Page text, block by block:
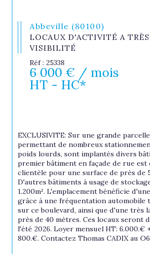
Abbeville (80100)
LOCAUX D'ACTIVITÉ A
VISIBILITÉ
Réf : 25338
6 000 € / mois
HT - HC*
EXCLUSIVITE: Sur une grande
permettant de nombreux
poids lourds, sont implantés divers
premier bâtiment en façade de rue est
clientèle pour une surface de près de
D'autres bâtiments à usage de
1.200m². L'emplacement bénéficie
grâce à une fréquentation automobile
sur ce boulevard, ainsi que d'une très
près de 40 mètres. Ces locaux seront
l'été 2026. Loyer mensuel HT: 6.000.€
800.€. Contactez Thomas CADIX au